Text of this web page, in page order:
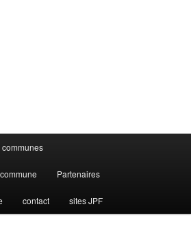
Partenaires
contact sites JPF